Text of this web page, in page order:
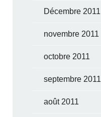
Décembre 2011
novembre 2011
octobre 2011
septembre 2011
août 2011